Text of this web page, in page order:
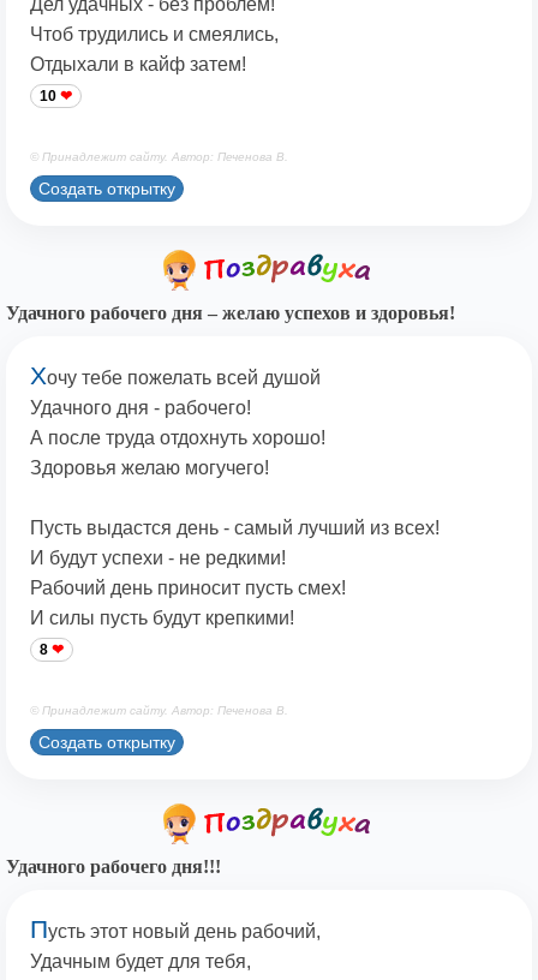
Дел удачных - без проблем!
Чтоб трудились и смеялись,
Отдыхали в кайф затем!
10
© Принадлежит сайту. Автор: Печенова В.
Создать открытку
Удачного рабочего дня – желаю успехов и здоровья!
Хочу тебе пожелать всей душой
Удачного дня - рабочего!
А после труда отдохнуть хорошо!
Здоровья желаю могучего!
Пусть выдастся день - самый лучший из всех!
И будут успехи - не редкими!
Рабочий день приносит пусть смех!
И силы пусть будут крепкими!
8
© Принадлежит сайту. Автор: Печенова В.
Создать открытку
Удачного рабочего дня!!!
Пусть этот новый день рабочий,
Удачным будет для тебя,